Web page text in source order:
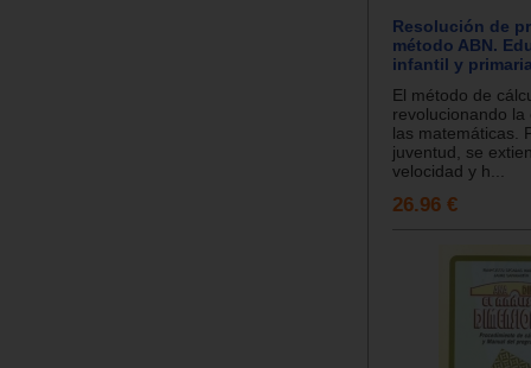
Resolución de
método ABN.
infantil y
El método de
revolucionando
las matemáticas.
juventud, se
velocidad y h...
26.96 €